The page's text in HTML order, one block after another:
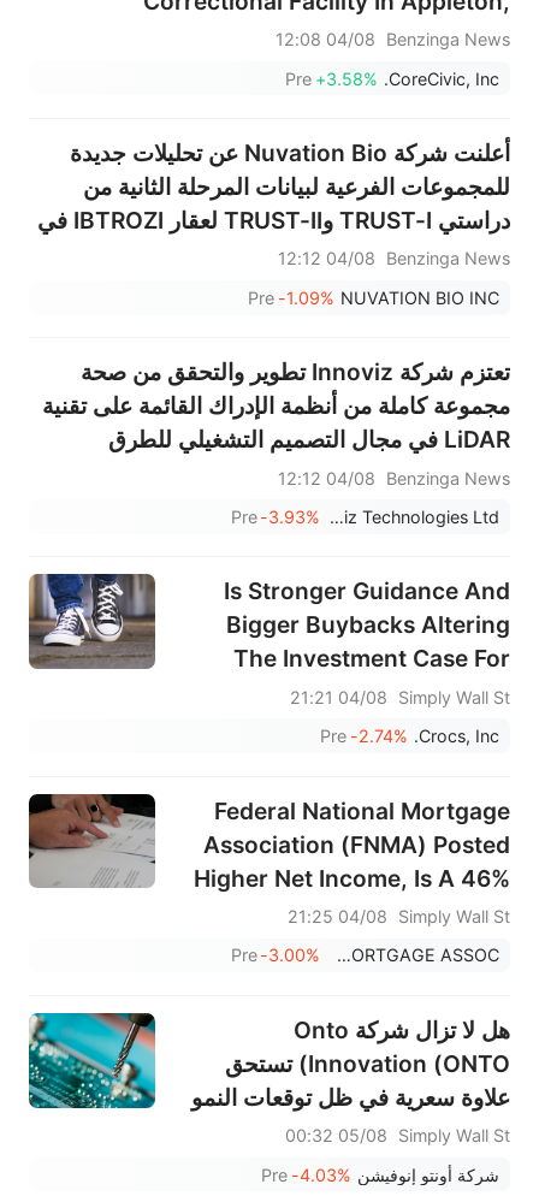
Minnesota
Benzinga News
04/08 12:08
CoreCivic, Inc.
+3.58%
Pre
أعلنت شركة Nuvation Bio عن تحليلات جديدة
للمجموعات الفرعية لبيانات المرحلة الثانية من
دراستي TRUST-I وTRUST-II لعقار IBTROZI في
وسيتم عرضها في المؤتمر العالمي لسرطان الرئة
Benzinga News
04/08 12:12
NUVATION BIO INC
-1.09%
Pre
تعتزم شركة Innoviz تطوير والتحقق من صحة
مجموعة كاملة من أنظمة الإدراك القائمة على تقنية
LiDAR في مجال التصميم التشغيلي للطرق
السريعة، وذلك لاستكشاف إمكاناتها في البرامج
المستقبلية لمصنعي المعدات الأصلية.
Benzinga News
04/08 12:12
Innoviz Technologies Ltd.
-3.93%
Pre
Is Stronger Guidance And
Bigger Buybacks Altering
The Investment Case For
Crocs (CROX)?
Simply Wall St
04/08 21:21
Crocs, Inc.
-2.74%
Pre
Federal National Mortgage
Association (FNMA) Posted
Higher Net Income, Is A 46%
Undervalued View Justified?
Simply Wall St
04/08 21:25
FEDERAL NATIONAL MORTGAGE ASSOC
-3.00%
Pre
هل لا تزال شركة Onto
Innovation (ONTO) تستحق
علاوة سعرية في ظل توقعات النمو
القوية؟
Simply Wall St
05/08 00:32
شركة أونتو إنوفيشن -4.03%
Pre